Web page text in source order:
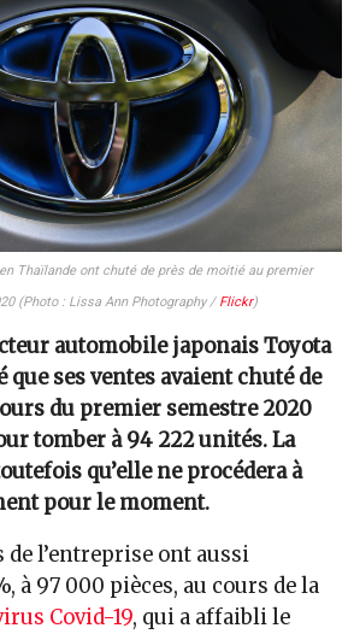
Thaïlande ont chuté de près de moitié au premier
(Photo : Lissa Ann Photography / Flickr)
automobile japonais Toyota
que ses ventes avaient chuté de
du premier semestre 2020
tomber à 94 222 unités. La
qu’elle ne procédera à
pour le moment.
l’entreprise ont aussi
à 97 000 pièces, au cours de la
Covid-19, qui a affaibli le